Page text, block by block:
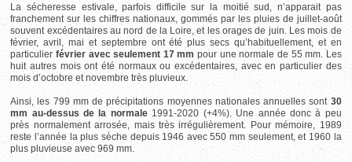
La sécheresse estivale, parfois difficile sur la moitié sud, n’apparait pas
franchement sur les chiffres nationaux, gommés par les pluies de juillet-août
souvent excédentaires au nord de la Loire, et les orages de juin. Les mois de
février, avril, mai et septembre ont été plus secs qu’habituellement, et en
particulier février avec seulement 17 mm pour une normale de 55 mm. Les
huit autres mois ont été normaux ou excédentaires, avec en particulier des
mois d’octobre et novembre très pluvieux.
Ainsi, les 799 mm de précipitations moyennes nationales annuelles sont 30
mm au-dessus de la normale 1991-2020 (+4%). Une année donc à peu
près normalement arrosée, mais très irrégulièrement. Pour mémoire, 1989
reste l’année la plus sèche depuis 1946 avec 550 mm seulement, et 1960 la
plus pluvieuse avec 969 mm.